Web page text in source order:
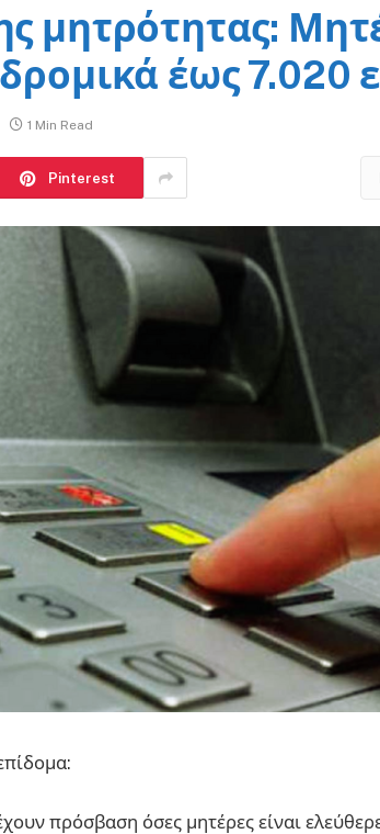
μητρότητας:
έως 7.020
1 Min Read
Pinterest
πρόσβαση όσες μητέρες είναι